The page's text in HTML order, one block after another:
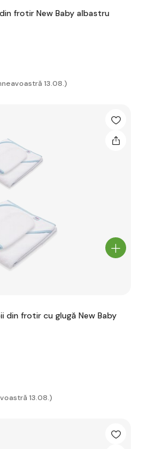
frotir New Baby albastru
13.08.)
din frotir cu glugă New Baby
13.08.)